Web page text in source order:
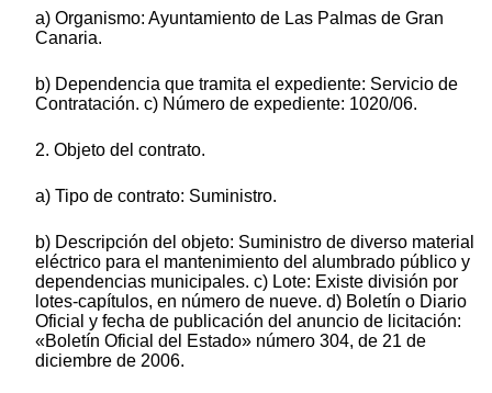
a) Organismo: Ayuntamiento de Las Palmas de Gran
Canaria.
b) Dependencia que tramita el expediente: Servicio de
Contratación. c) Número de expediente: 1020/06.
2. Objeto del contrato.
a) Tipo de contrato: Suministro.
b) Descripción del objeto: Suministro de diverso material
eléctrico para el mantenimiento del alumbrado público y
dependencias municipales. c) Lote: Existe división por
lotes-capítulos, en número de nueve. d) Boletín o Diario
Oficial y fecha de publicación del anuncio de licitación:
«Boletín Oficial del Estado» número 304, de 21 de
diciembre de 2006.